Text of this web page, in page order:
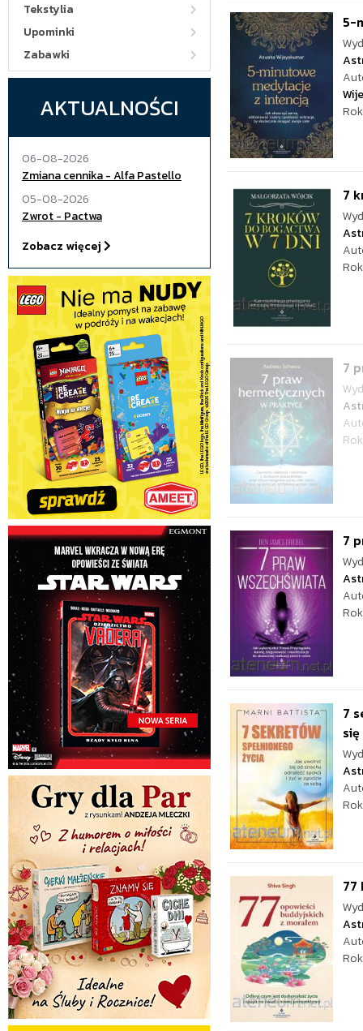
Tekstylia
Upominki
Zabawki
AKTUALNOŚCI
06-08-2026
Zmiana cennika - Alfa Pastello
05-08-2026
Zwrot - Pactwa
Zobacz więcej
5-
7
7
7
7
77